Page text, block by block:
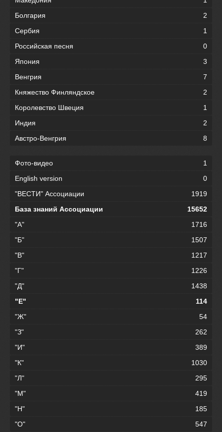
Болгария
2
Сербия
1
Российская песня
0
Япония
3
Венгрия
7
Княжество Финляндское
2
Королевство Швеция
1
Индия
2
Австро-Венгрия
8
Фото-видео
1
English version
0
"ВЕСТИ" Ассоциации
1919
База знаний Ассоциации
15652
"А"
1716
"Б"
1507
"В"
1217
"Г"
1226
"Д"
1438
"Е"
114
"Ж"
54
"З"
262
"И"
389
"К"
1030
"Л"
295
"М"
419
"Н"
185
"О"
547